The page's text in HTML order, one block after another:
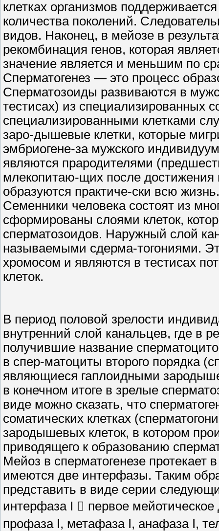
клетках организмов
количества поколений.
видов. Наконец, в мейозе в
рекомбинация генов, которая
значение является и меньшим по
Сперматогенез — это процесс
Сперматозоиды развиваются в
тестисах) из специализированных
специализированными клетками
заро-дышевые клетки, которые
эмбриогене-за мужского
являются прародителями
млекопитаю-щих после достижения
образуются практиче-ски всю жизнь.
Семенники человека состоят из
сформированы слоями клеток,
сперматозоидов. Наружный слой
называемыми сдерма-тогониями.
хромосом и являются в тестисах
клеток.
В период половой зрелости
внутренний слой канальцев, где в
получившие название
в спер-матоциты второго порядка
являющиеся гаплоидными
в конечном итоге в зрелые
виде можно сказать, что
соматических клетках
зародышевых клеток, в котором
приводящего к образованию
Мейоз в сперматогенезе
имеются две интерфазы. Таким
представить в виде серии
интерфаза I  первое
профаза I, метафаза I, анафаза I,